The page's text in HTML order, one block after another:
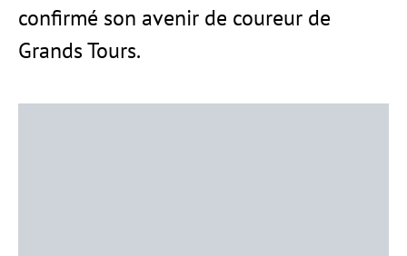
confirmé son avenir de coureur de
Grands Tours.